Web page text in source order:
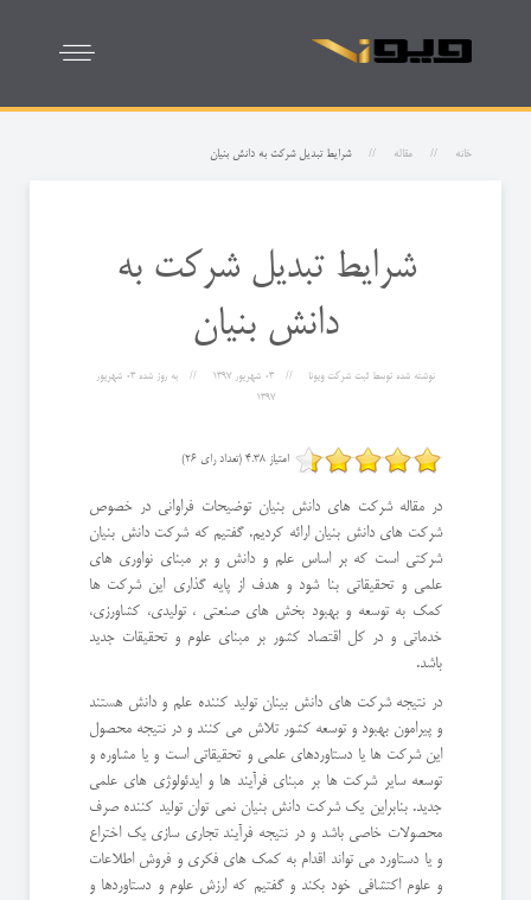
خانه مقاله شرایط تبدیل شرکت به دانش بنیان
شرایط تبدیل شرکت به
دانش بنیان
نوشته شده توسط ثبت شرکت ویونا 03 شهریور 1397 به روز شده
03 شهریور
1397
امتیاز 4.38 (تعداد رای 26)
در مقاله شرکت های دانش بنیان توضیحات فراوانی در خصوص
شرکت های دانش بنیان ارائه کردیم. گفتیم که شرکت دانش بنیان
شرکتی است که بر اساس علم و دانش و بر مبنای نواوری های
علمی و تحقیقاتی بنا شود و هدف از پایه گذاری این شرکت ها
کمک به توسعه و بهبود بخش های صنعتی ، تولیدی، کشاورزی،
خدماتی و در کل اقتصاد کشور بر مبنای علوم و تحقیقات جدید
باشد.
در نتیجه شرکت های دانش بینان تولید کننده علم و دانش هستند
و پیرامون بهبود و توسعه کشور تلاش می کنند و در نتیجه محصول
این شرکت ها یا دستاوردهای علمی و تحقیقاتی است و یا مشاوره و
توسعه سایر شرکت ها بر مبنای فرآیند ها و ایدئولوژی های علمی
جدید. بنابراین یک شرکت دانش بنیان نمی توان تولید کننده صرف
محصولات خاصی باشد و در نتیجه فرآیند تجاری سازی یک اختراع
و یا دستاورد می تواند اقدام به کمک های فکری و فروش اطلاعات
و علوم اکتشافی خود بکند و گفتیم که ارزش علوم و دستاوردها و